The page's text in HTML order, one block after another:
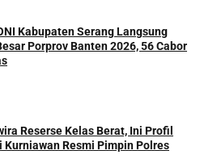
Kabupaten Serang Langsung
Porprov Banten 2026, 56 Cabor
Reserse Kelas Berat, Ini Profil
Kurniawan Resmi Pimpin Polres